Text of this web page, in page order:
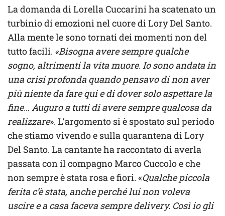
La domanda di Lorella Cuccarini ha scatenato un
turbinio di emozioni nel cuore di Lory Del Santo.
Alla mente le sono tornati dei momenti non del
tutto facili. «Bisogna avere sempre qualche
sogno, altrimenti la vita muore. Io sono andata in
una crisi profonda quando pensavo di non aver
più niente da fare qui e di dover solo aspettare la
fine… Auguro a tutti di avere sempre qualcosa da
realizzare». L’argomento si è spostato sul periodo
che stiamo vivendo e sulla quarantena di Lory
Del Santo. La cantante ha raccontato di averla
passata con il compagno Marco Cuccolo e che
non sempre è stata rosa e fiori. «Qualche piccola
ferita c’è stata, anche perché lui non voleva
uscire e a casa faceva sempre delivery. Così io gli